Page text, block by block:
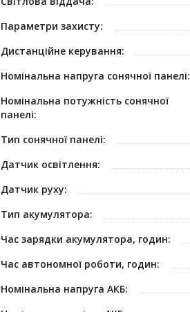
Параметри захисту:
Дистанційне керування:
Номінальна напруга сонячної панелі:
Номінальна потужність сонячної
панелі:
Тип сонячної панелі:
Датчик освітлення:
Датчик руху:
Тип акумулятора:
Час зарядки акумулятора, годин:
Час автономної роботи, годин:
Номінальна напруга АКБ: